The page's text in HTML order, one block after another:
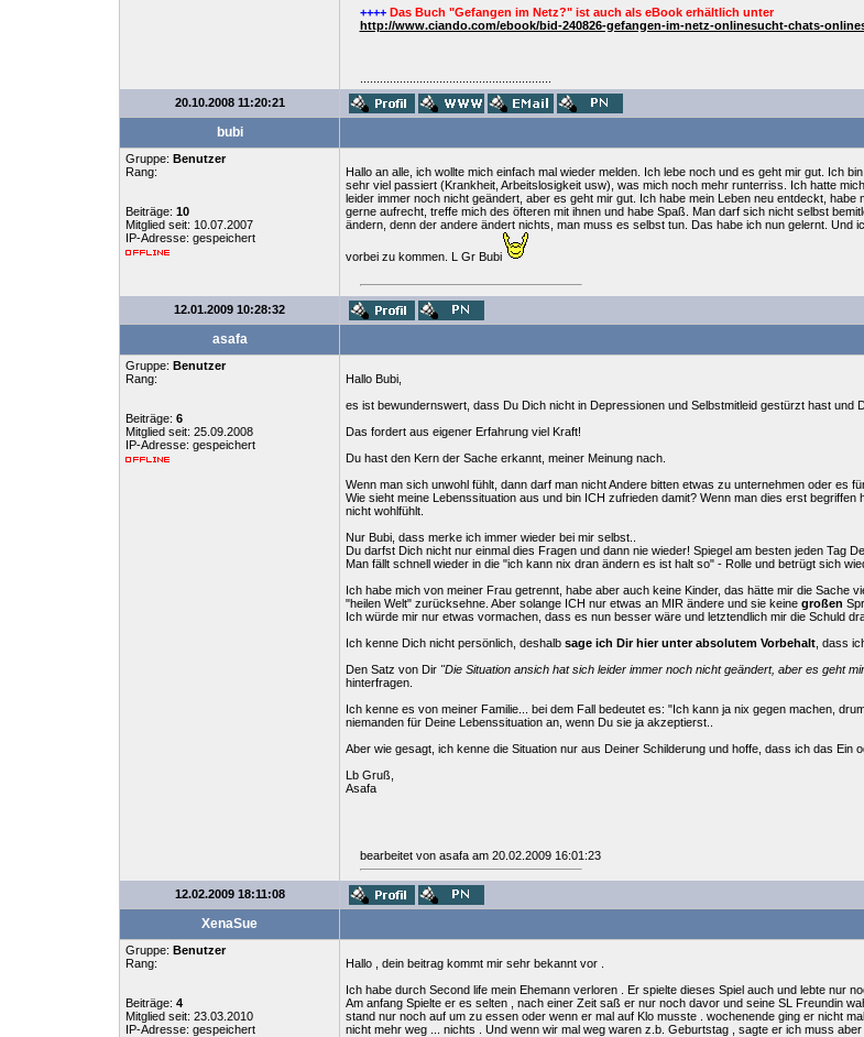
++++ Das Buch "Gefangen im Netz?" ist auch als eBook erhältlich unter
http://www.ciando.com/ebook/bid-240826-gefangen-im-netz-onlinesucht-chats-
20.10.2008 11:20:21
bubi
Gruppe: Benutzer
Rang:
Beiträge: 10
Mitglied seit: 10.07.2007
IP-Adresse: gespeichert
Hallo an alle, ich wollte mich einfach mal wieder melden. Ich lebe noch und es geht mir gut. Ich
sehr viel passiert (Krankheit, Arbeitslosigkeit usw), was mich noch mehr runterriss. Ich hatte
leider immer noch nicht geändert, aber es geht mir gut. Ich habe mein Leben neu entdeckt,
gerne aufrecht, treffe mich des öfteren mit ihnen und habe Spaß. Man darf sich nicht selbst
ändern, denn der andere ändert nichts, man muss es selbst tun. Das habe ich nun gelernt.
vorbei zu kommen. L Gr Bubi
12.01.2009 10:28:32
asafa
Gruppe: Benutzer
Rang:
Beiträge: 6
Mitglied seit: 25.09.2008
IP-Adresse: gespeichert
Hallo Bubi,
es ist bewundernswert, dass Du Dich nicht in Depressionen und Selbstmitleid gestürzt hast und
Das fordert aus eigener Erfahrung viel Kraft!
Du hast den Kern der Sache erkannt, meiner Meinung nach.
Wenn man sich unwohl fühlt, dann darf man nicht Andere bitten etwas zu unternehmen oder es
Wie sieht meine Lebenssituation aus und bin ICH zufrieden damit? Wenn man dies erst
nicht wohlfühlt.
Nur Bubi, dass merke ich immer wieder bei mir selbst..
Du darfst Dich nicht nur einmal dies Fragen und dann nie wieder! Spiegel am besten jeden Tag
Man fällt schnell wieder in die "ich kann nix dran ändern es ist halt so" - Rolle und betrügt sich
Ich habe mich von meiner Frau getrennt, habe aber auch keine Kinder, das hätte mir die
"heilen Welt" zurücksehne. Aber solange ICH nur etwas an MIR ändere und sie keine großen
Ich würde mir nur etwas vormachen, dass es nun besser wäre und letztendlich mir die Schuld
Ich kenne Dich nicht persönlich, deshalb sage ich Dir hier unter absolutem Vorbehalt , dass
Den Satz von Dir "Die Situation ansich hat sich leider immer noch nicht geändert, aber es geht
hinterfragen.
Ich kenne es von meiner Familie... bei dem Fall bedeutet es: "Ich kann ja nix gegen machen,
niemanden für Deine Lebenssituation an, wenn Du sie ja akzeptierst..
Aber wie gesagt, ich kenne die Situation nur aus Deiner Schilderung und hoffe, dass ich das Ein
Lb Gruß,
Asafa
bearbeitet von asafa am 20.02.2009 16:01:23
12.02.2009 18:11:08
XenaSue
Gruppe: Benutzer
Rang:
Beiträge: 4
Mitglied seit: 23.03.2010
IP-Adresse: gespeichert
Hallo , dein beitrag kommt mir sehr bekannt vor .
Ich habe durch Second life mein Ehemann verloren . Er spielte dieses Spiel auch und lebte nur
Am anfang Spielte er es selten , nach einer Zeit saß er nur noch davor und seine SL Freundin
stand nur noch auf um zu essen oder wenn er mal auf Klo musste . wochenende ging er nicht
nicht mehr weg ... nichts . Und wenn wir mal weg waren z.b. Geburtstag , sagte er ich muss